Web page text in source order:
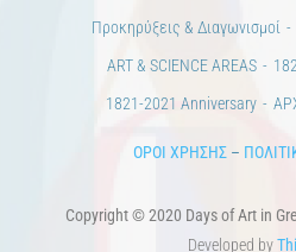
Προκηρύξεις & Διαγωνισμοί
ART & SCIENCE AREAS
1821-2021 Anniversary
ΟΡΟΙ ΧΡΗΣΗΣ–
Copyright © 2020 Days of Art in
Developed by